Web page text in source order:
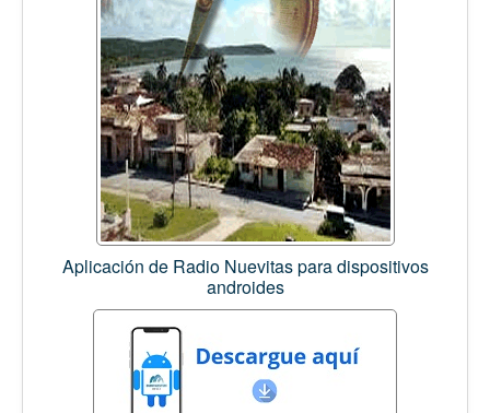
Aplicación de Radio Nuevitas para dispositivos
androides